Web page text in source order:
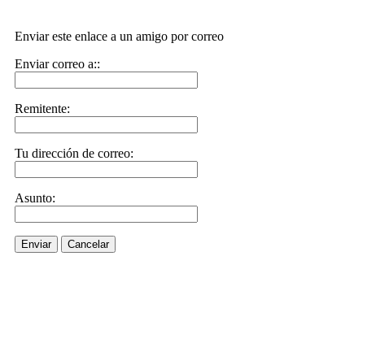
Enviar este enlace a un amigo por correo
Enviar correo a::
Remitente:
Tu dirección de correo:
Asunto:
Enviar Cancelar